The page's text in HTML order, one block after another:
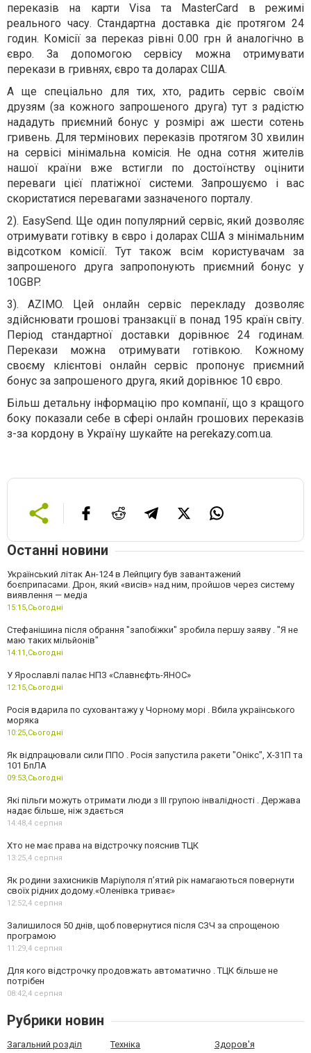
переказів на карти Visa та MasterCard в режимі
реального часу. Стандартна доставка діє протягом 24
годин. Комісії за переказ рівні 0.00 грн й аналогічно в
євро. За допомогою сервісу можна отримувати
перекази в гривнях, євро та доларах США.
А ще спеціально для тих, хто, радить сервіс своїм
друзям (за кожного запрошеного друга) тут з радістю
нададуть приємний бонус у розмірі аж шести сотень
гривень. Для термінових переказів протягом 30 хвилин
на сервісі мінімальна комісія. Не одна сотня жителів
нашої країни вже встигли по достоїнству оцінити
переваги цієї платіжної системи. Запрошуємо і вас
скористатися перевагами зазначеного порталу.
2). EasySend. Ще один популярний сервіс, який дозволяє
отримувати готівку в євро і доларах США з мінімальним
відсотком комісії. Тут також всім користувачам за
запрошеного друга запропонують приємний бонус у
10GBP.
3). AZIMO. Цей онлайн сервіс перекладу дозволяє
здійснювати грошові транзакції в понад 195 країн світу.
Період стандартної доставки дорівнює 24 годинам.
Перекази можна отримувати готівкою. Кожному
своєму клієнтові онлайн сервіс пропонує приємний
бонус за запрошеного друга, який дорівнює 10 євро.
Більш детальну інформацію про компанії, що з кращого
боку показали себе в сфері онлайн грошових переказів
з-за кордону в Україну шукайте на perekazy.com.ua.
Останні новини
Український літак Ан-124 в Лейпцигу був завантажений
боєприпасами. Дрон, який «висів» над ним, пройшов через систему
виявлення — медіа
15:15,Сьогодні
Стефанішина після обрання "запобіжки" зробила першу заяву . "Я не
маю таких мільйонів"
14:11,Сьогодні
У Ярославлі палає НПЗ «Славнєфть-ЯНОС»
12:15,Сьогодні
Росія вдарила по суховантажу у Чорному морі . Вбила українського
моряка
10:25,Сьогодні
Як відпрацювали сили ППО . Росія запустила ракети "Онікс", Х-31П та
101 БпЛА
09:53,Сьогодні
Які пільги можуть отримати люди з III групою інвалідності . Держава
надає більше, ніж здається
14:48,4 серпня
Хто не має права на відстрочку пояснив ТЦК
13:25,4 серпня
Як родини захисників Маріуполя пʼятий рік намагаються повернути
своїх рідних додому.«Оленівка триває»
12:52,4 серпня
Залишилося 50 днів, щоб повернутися після СЗЧ за спрощеною
програмою
11:29,4 серпня
Для кого відстрочку продовжать автоматично . ТЦК більше не
потрібен
08:42,4 серпня
Рубрики новин
Загальний розділ Техніка Здоров'я